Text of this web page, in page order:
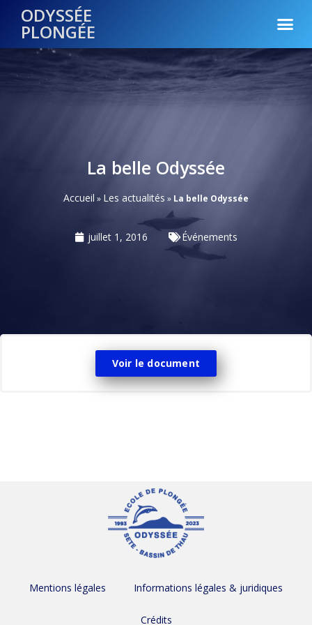
ODYSSÉE
PLONGÉE
La belle Odyssée
Accueil » Les actualités » La belle Odyssée
juillet 1, 2016 Événements
Voir le document
Mentions légales Informations légales & juridiques
Crédits